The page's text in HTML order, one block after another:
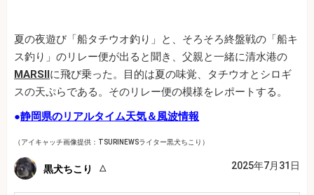
夏の夜遊び「船タチウオ釣り」と、そろそろ終盤戦の「船キ
ス釣り」のリレー便が出ると聞き、父親と一緒に清水港の
MARSⅡに飛び乗った。目的は夏の味覚、タチウオとシロギ
スの天ぷらである。そのリレー便の模様をレポートする。
●静岡県のリアルタイム天気＆風波情報
（アイキャッチ画像提供：TSURINEWSライター黒犬ちこり）
黒犬ちこり 2025年7月31日